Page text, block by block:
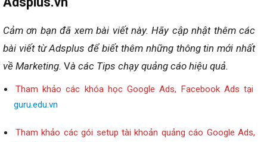
Cảm ơn bạn đã xem bài viết này. Hãy cập nhật thêm các
bài viết từ Adsplus để biết thêm những thông tin mới nhất
về Marketing. Và các Tips chạy quảng cáo hiệu quả.
Tham khảo các khóa học Google Ads, Facebook Ads tại
guru.edu.vn
Tham khảo các gói setup tài khoản quảng cáo Google Ads,